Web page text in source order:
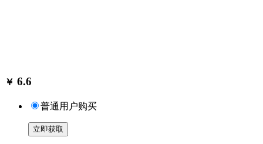
￥ 6.6
普通用户购买
立即获取